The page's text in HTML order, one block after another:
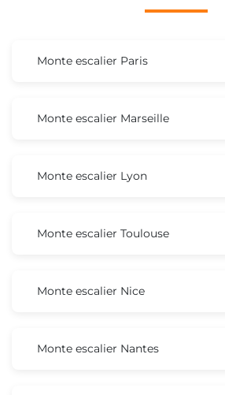
Monte escalier Paris
Monte escalier Marseille
Monte escalier Lyon
Monte escalier Toulouse
Monte escalier Nice
Monte escalier Nantes